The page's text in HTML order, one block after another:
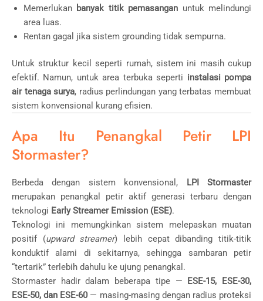
Memerlukan banyak titik pemasangan untuk melindungi
area luas.
Rentan gagal jika sistem grounding tidak sempurna.
Untuk struktur kecil seperti rumah, sistem ini masih cukup
efektif. Namun, untuk area terbuka seperti instalasi pompa
air tenaga surya, radius perlindungan yang terbatas membuat
sistem konvensional kurang efisien.
Apa Itu Penangkal Petir LPI
Stormaster?
Berbeda dengan sistem konvensional, LPI Stormaster
merupakan penangkal petir aktif generasi terbaru dengan
teknologi Early Streamer Emission (ESE).
Teknologi ini memungkinkan sistem melepaskan muatan
positif (upward streamer) lebih cepat dibanding titik-titik
konduktif alami di sekitarnya, sehingga sambaran petir
“tertarik” terlebih dahulu ke ujung penangkal.
Stormaster hadir dalam beberapa tipe — ESE-15, ESE-30,
ESE-50, dan ESE-60— masing-masing dengan radius proteksi